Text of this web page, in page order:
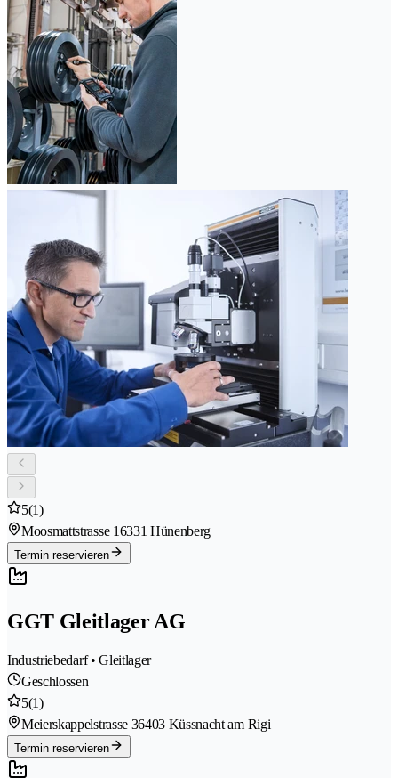
5(1)
Moosmattstrasse 16331 Hünenberg
Termin reservieren
GGT Gleitlager AG
Industriebedarf • Gleitlager
Geschlossen
5(1)
Meierskappelstrasse 36403 Küssnacht am Rigi
Termin reservieren